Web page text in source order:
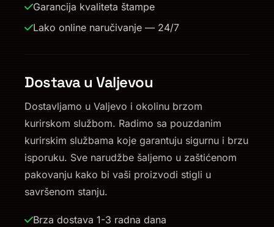
Garancija kvaliteta štampe
Lako online naručivanje — 24/7
Dostava u Valjevou
Dostavljamo u Valjevo i okolinu brzom
kurirskom službom. Radimo sa pouzdanim
kurirskim službama koje garantuju sigurnu i brzu
isporuku. Sve narudžbe šaljemo u zaštićenom
pakovanju kako bi vaši proizvodi stigli u
savršenom stanju.
Brza dostava 1-3 radna dana